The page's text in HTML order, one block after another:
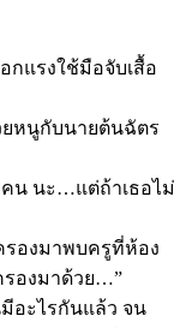
แรงใช้มือจับเสื้อ
ยหนูกับนายต้นฉัตร
คน นะ…แต่ถ้าเธอไม่
รองมาพบครูที่ห้อง
รองมาด้วย…”
อะไรกันแล้ว จน